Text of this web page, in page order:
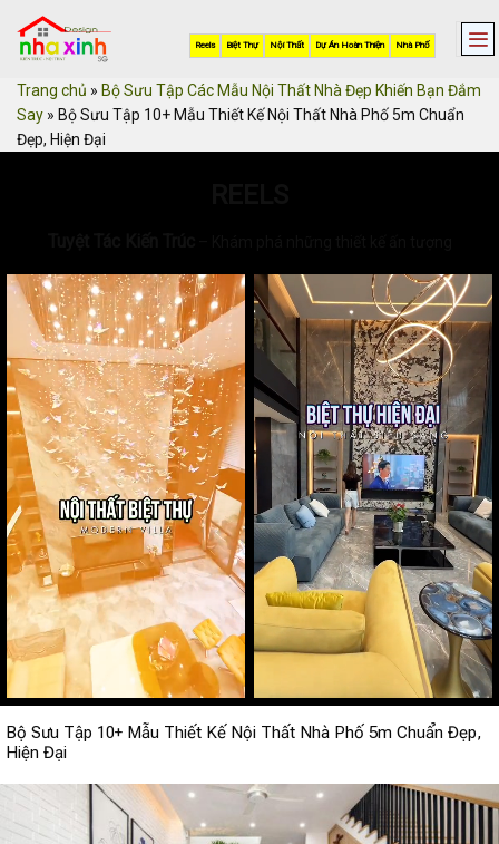
content
Trang chủ » Bộ Sưu Tập Các Mẫu Nội Thất Nhà Đẹp Khiến Bạn Đắm
Say » Bộ Sưu Tập 10+ Mẫu Thiết Kế Nội Thất Nhà Phố 5m Chuẩn
Đẹp, Hiện Đại
Bộ Sưu Tập 10+ Mẫu Thiết Kế Nội Thất Nhà Phố 5m Chuẩn Đẹp,
Hiện Đại
Nhà Phố
Dự Án Hoàn Thiện
Nội Thất
Biệt Thự
Reels